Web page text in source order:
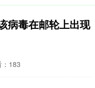
病毒在邮轮上出现
：183